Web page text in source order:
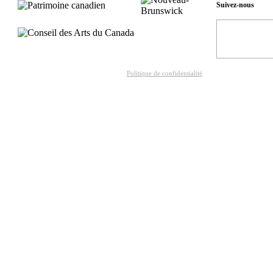
Suivez-nous
Politique de confidentialité